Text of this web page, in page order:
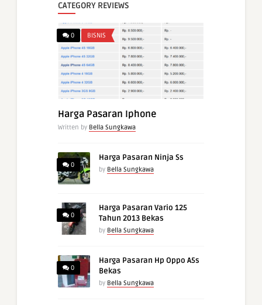
CATEGORY REVIEWS
0 BISNIS
Harga Pasaran Iphone
Written by Bella Sungkawa
0
Harga Pasaran Ninja Ss
by Bella Sungkawa
0
Harga Pasaran Vario 125
Tahun 2013 Bekas
by Bella Sungkawa
0
Harga Pasaran Hp Oppo A5s
Bekas
by Bella Sungkawa